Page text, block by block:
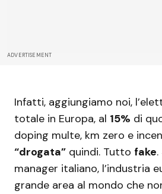
ADVERTISEMENT
Infatti, aggiungiamo noi,
totale in Europa, al 15% di
doping multe, km zero e
“drogata” quindi. Tutto fake
manager italiano, l’industria
grande area al mondo che